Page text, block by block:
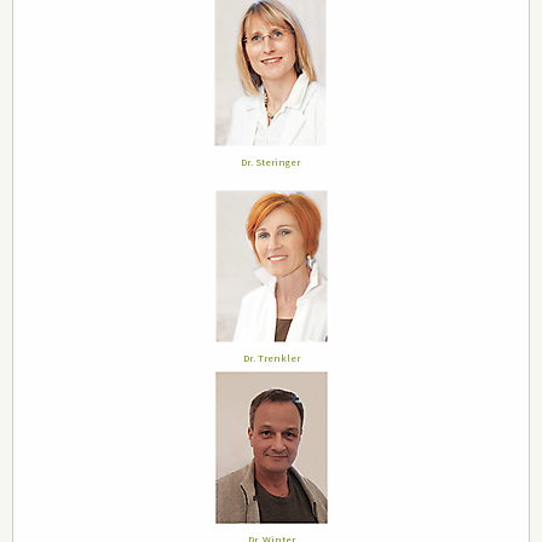
Dr. Steringer
Dr. Trenkler